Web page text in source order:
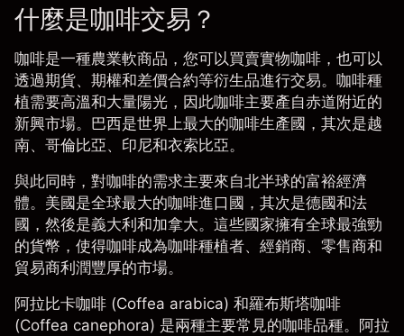
什麼是咖啡交易？
咖啡是一種農業​​軟商品，您可以買賣實物咖啡，也可以
透過期貨、期權和差價合約等衍生品進行交易。咖啡種
植需要高溫和大量陽光，因此咖啡主要產自赤道附近的
新興市場。巴西是世界上最大的咖啡生產國，其次是越
南、哥倫比亞、印尼和衣索比亞。
與此同時，對咖啡的需求主要來自北半球的富裕經濟
體。美國是全球最大的咖啡進口國，其次是德國和法
國，然後是義大利和加拿大。這些國家擁有全球最強勁
的貨幣，使得咖啡成為咖啡種植者、經銷商、零售商和
貿易商利潤豐厚的市場。
阿拉比卡咖啡 (Coffea arabica) 和羅布斯塔咖啡
(Coffea canephora) 是兩種主要常見的咖啡品種。阿拉